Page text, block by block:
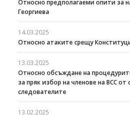
Относно предполагаеми опити за
Георгиева
14.03.2025
Относно атаките срещу
13.03.2025
Относно обсъждане на
за пряк избор на членове на ВСС
следователите
13.02.2025